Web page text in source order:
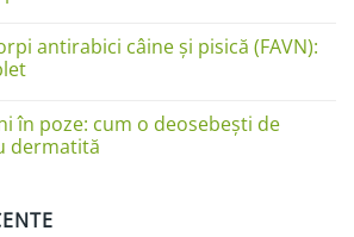
antirabici câine și pisică (FAVN):
în poze: cum o deosebești de
dermatită